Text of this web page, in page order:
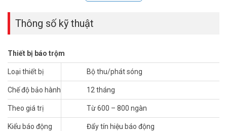
– Có thể nhận được 10 – 30 thiết bị con (Đầu dò, nút nhấn… không
dây)
– Nguồn điện cung cấp: 220VAC/12VDC
– Kích thước: 14×8.2×7.2; Trọng lượng: 0.46kgs
– Sản phẩm đạt tiêu chuẩn Châu Âu.
– Xuất xứ: China
Liên hệ ngay với bộ phận kinh doanh
Vuhoangtelecom để nhận được BÁO GIÁ BÁO
TRỘM KARASSN tốt nhất thị trường.
Thông số kỹ thuật
Thiết bị báo trộm
Loại thiết bị Bộ thu/phát sóng
Chế độ bảo hành 12 tháng
Theo giá trị Từ 600 – 800 ngàn
Kiểu báo động Đẩy tín hiệu báo động